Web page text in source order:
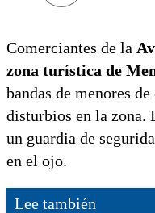
Comerciantes de la
zona turística de
bandas de menores
disturbios en la zona.
un guardia de
en el ojo.
Lee también